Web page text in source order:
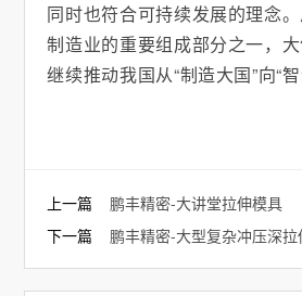
同时也符合可持续发展的理念
制造业的重要组成部分之一，
继续推动我国从“制造大国”向“智
上一篇鹏丰精密-大讲堂拉伸模具
下一篇鹏丰精密-大型复杂冲压深